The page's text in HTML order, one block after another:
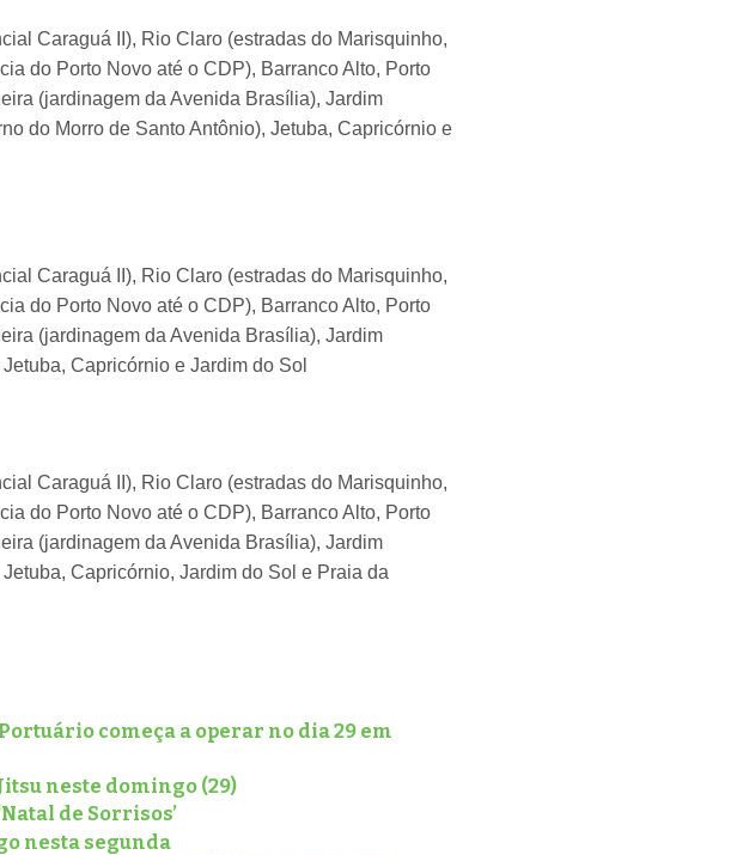
Caraguá II), Rio Claro (estradas do Marisquinho,
do Porto Novo até o CDP), Barranco Alto, Porto
(jardinagem da Avenida Brasília), Jardim
do Morro de Santo Antônio), Jetuba, Capricórnio e
Caraguá II), Rio Claro (estradas do Marisquinho,
do Porto Novo até o CDP), Barranco Alto, Porto
(jardinagem da Avenida Brasília), Jardim
Capricórnio e Jardim do Sol
Caraguá II), Rio Claro (estradas do Marisquinho,
do Porto Novo até o CDP), Barranco Alto, Porto
(jardinagem da Avenida Brasília), Jardim
Capricórnio, Jardim do Sol e Praia da
começa a operar no dia 29 em
neste domingo (29)
de Sorrisos’
nesta segunda